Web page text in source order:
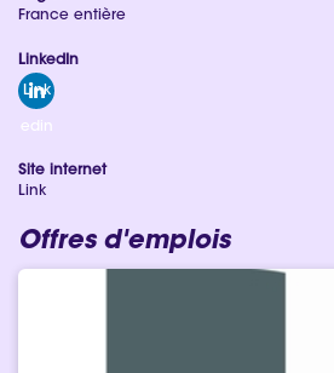
France entière
LinkedIn
Link
edin
Site internet
Link
Offres d'emplois